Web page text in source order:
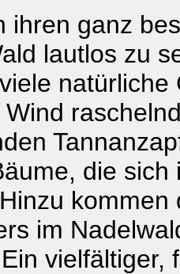
ihren ganz
lautlos zu
die
im